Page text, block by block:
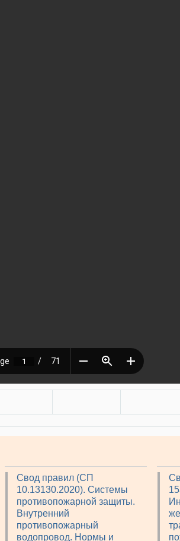
Свод правил (СП
10.13130.2020). Системы
противопожарной защиты.
Внутренний
противопожарный
водопровод. Нормы и